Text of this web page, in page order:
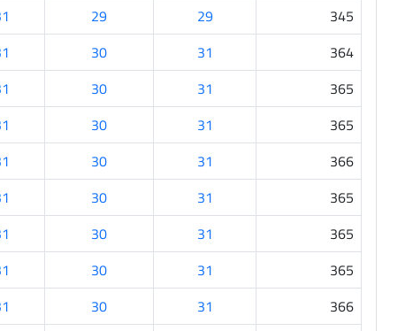
29 29
345
30 31
364
30 31
365
30 31
365
30 31
366
30 31
365
30 31
365
30 31
365
30 31
366